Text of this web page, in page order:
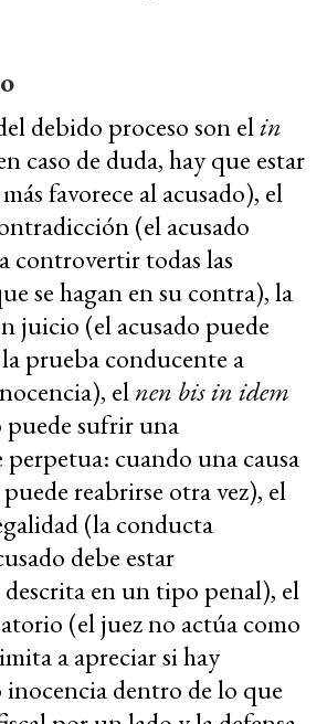
debido proceso son elin
caso de duda, hay que estar
favorece al acusado), el
(el acusado
controvertir todas las
se hagan en su contra), la
juicio (el acusado puede
prueba conducente a
elnen bis in idem
puede sufrir una
cuando una causa
reabrirse otra vez), el
(la conducta
debe estar
en un tipo penal), el
(el juez no actúa como
a apreciar si hay
dentro de lo que